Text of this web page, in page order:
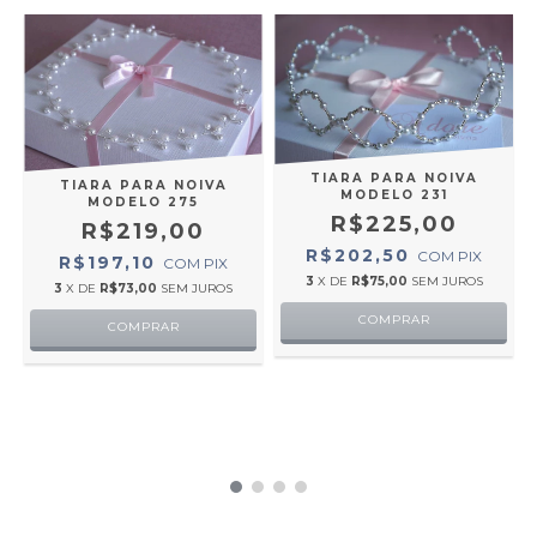
TIARA PARA NOIVA
MODELO 275
R$219,00
R$197,10 COM PIX
3 X DE R$73,00 SEM JUROS
COMPRAR
TIARA PARA NOIVA
MODELO 231
R$225,00
R$202,50 COM PIX
3 X DE R$75,00 SEM JUROS
COMPRAR